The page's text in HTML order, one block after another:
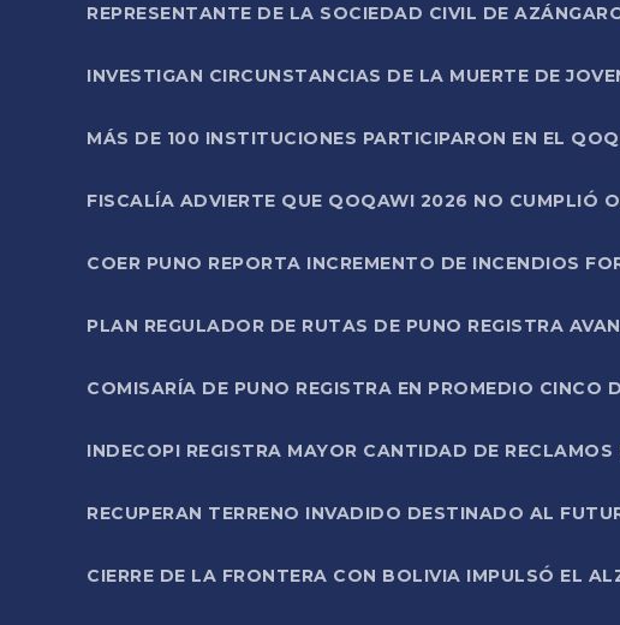
REPRESENTANTE DE LA SOCIEDAD CIVIL DE
INVESTIGAN CIRCUNSTANCIAS DE LA MUERTE DE
MÁS DE 100 INSTITUCIONES PARTICIPARON EN EL
FISCALÍA ADVIERTE QUE QOQAWI 2026 NO CUMPLIÓ
COER PUNO REPORTA INCREMENTO DE INCENDIOS
PLAN REGULADOR DE RUTAS DE PUNO REGISTRA
COMISARÍA DE PUNO REGISTRA EN PROMEDIO CINCO
INDECOPI REGISTRA MAYOR CANTIDAD DE
RECUPERAN TERRENO INVADIDO DESTINADO AL
CIERRE DE LA FRONTERA CON BOLIVIA IMPULSÓ EL